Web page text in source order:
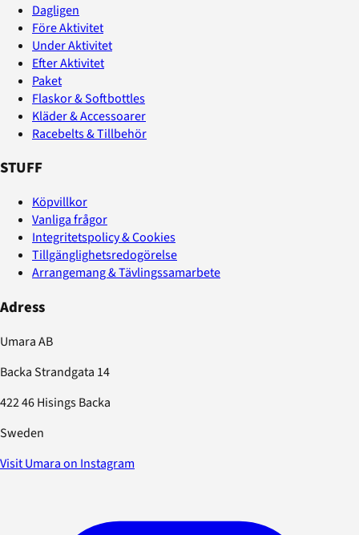
Dagligen
Före Aktivitet
Under Aktivitet
Efter Aktivitet
Paket
Flaskor & Softbottles
Kläder & Accessoarer
Racebelts & Tillbehör
STUFF
Köpvillkor
Vanliga frågor
Integritetspolicy & Cookies
Tillgänglighetsredogörelse
Arrangemang & Tävlingssamarbete
Adress
Umara AB
Backa Strandgata 14
422 46 Hisings Backa
Sweden
Visit Umara on Instagram